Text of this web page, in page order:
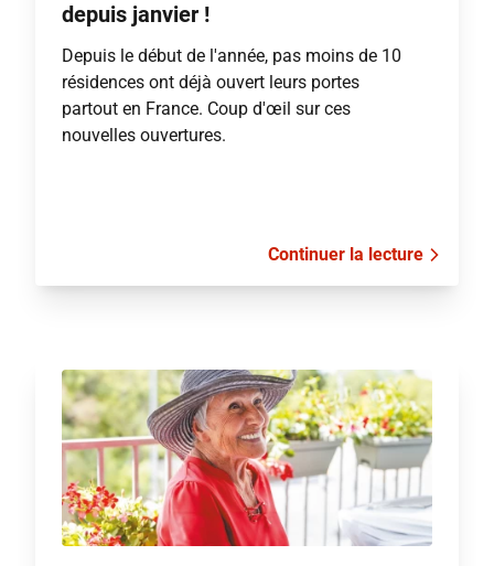
depuis janvier !
Depuis le début de l'année, pas moins de 10
résidences ont déjà ouvert leurs portes
partout en France. Coup d'œil sur ces
nouvelles ouvertures.
Continuer la lecture